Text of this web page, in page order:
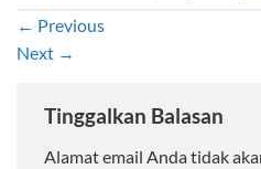
← Previous
Next →
Tinggalkan Balasan
Alamat email Anda tidak